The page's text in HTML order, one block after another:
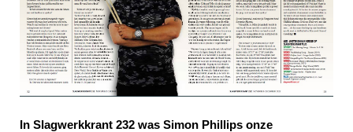
In Slagwerkkrant 232 was Simon Phillips onze